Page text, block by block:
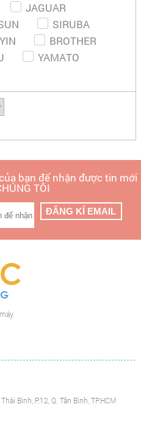
JAGUAR
SIRUBA
BROTHER
YAMATO
bạn để nhận được tin mới
TÔI
Bình, P.12, Q. Tân Bình, TP.HCM